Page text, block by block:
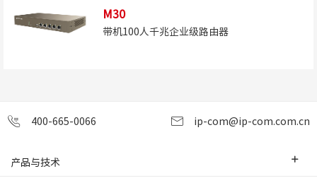
M30
带机100人千兆企业级路由器
400-665-0066 ip-com@ip-com.com.cn
产品与技术